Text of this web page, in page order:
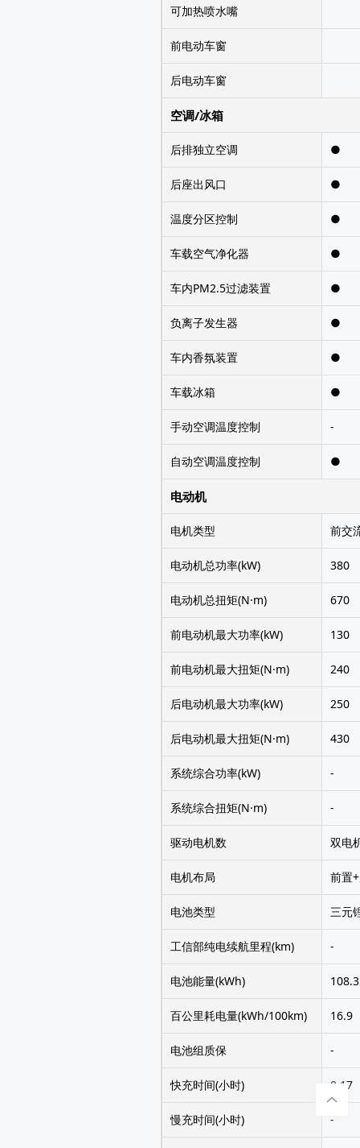
可加热喷水嘴
前电动车窗
后电动车窗
空调/冰箱
后排独立空调 ●
后座出风口 ●
温度分区控制 ●
车载空气净化器 ●
车内PM2.5过滤装置 ●
负离子发生器 ●
车内香氛装置 ●
车载冰箱 ●
手动空调温度控制 -
自动空调温度控制 ●
电动机
电机类型 前交
电动机总功率(kW) 380
电动机总扭矩(N·m) 670
前电动机最大功率(kW) 130
前电动机最大扭矩(N·m) 240
后电动机最大功率(kW) 250
后电动机最大扭矩(N·m) 430
系统综合功率(kW) -
系统综合扭矩(N·m) -
驱动电机数 双电
电机布局 前置
电池类型 三元
工信部纯电续航里程(km) -
电池能量(kWh)
百公里耗电量(kWh/100km) 16.9
电池组质保 -
快充时间(小时) 0.17
慢充时间(小时) -